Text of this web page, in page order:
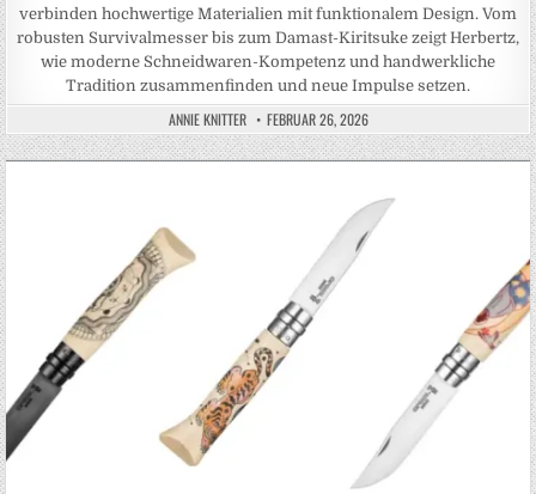
verbinden hochwertige Materialien mit funktionalem Design. Vom
robusten Survivalmesser bis zum Damast-Kiritsuke zeigt Herbertz,
wie moderne Schneidwaren-Kompetenz und handwerkliche
Tradition zusammenfinden und neue Impulse setzen.
ANNIE KNITTER FEBRUAR 26, 2026